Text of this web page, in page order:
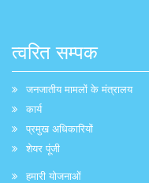
त्वरित सम्पक
जनजातीय मामलों के मंत्रालय
कार्य
प्रमुख अधिकारियों
शेयर पूंजी
हमारी योजनाओं